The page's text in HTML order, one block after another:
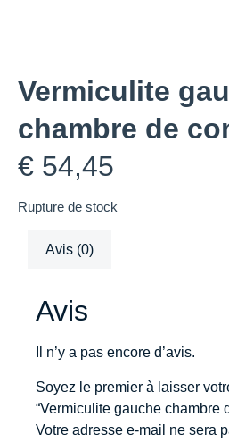
Vermiculite
chambre de
€ 54,45
Rupture de stock
Avis (0)
Avis
Il n’y a pas encore d’avis.
Soyez le premier à laisser
“Vermiculite gauche chambre
Votre adresse e-mail ne sera